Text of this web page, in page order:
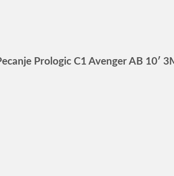
Prologic C1 Avenger AB 10′